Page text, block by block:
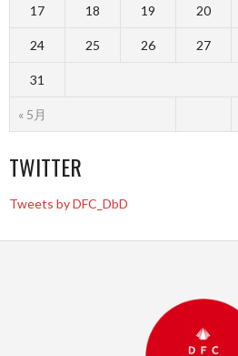
« 5月
17 18 19 20
24 25 26 27
31
TWITTER
Tweets by DFC_DbD